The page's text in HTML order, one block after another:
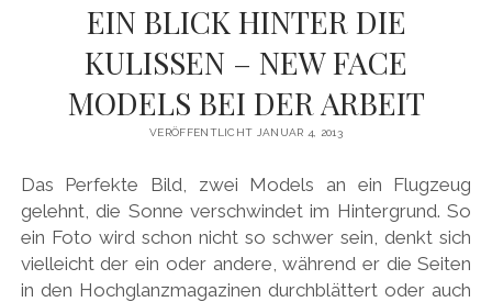
EIN BLICK HINTER DIE
KULISSEN – NEW FACE
MODELS BEI DER ARBEIT
VERÖFFENTLICHT JANUAR 4, 2013
Das Perfekte Bild, zwei Models an ein Flugzeug
gelehnt, die Sonne verschwindet im Hintergrund. So
ein Foto wird schon nicht so schwer sein, denkt sich
vielleicht der ein oder andere, während er die Seiten
in den Hochglanzmagazinen durchblättert oder auch